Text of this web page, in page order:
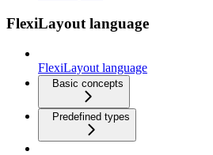
FlexiLayout language
FlexiLayout language
Basic concepts
Predefined types